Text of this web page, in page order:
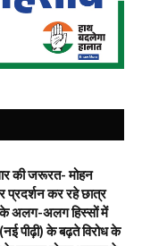
की जरूरत- मोहन
प्रदर्शन कर रहे छात्र
के अलग-अलग हिस्सों में
पीढ़ी) के बढ़ते विरोध के